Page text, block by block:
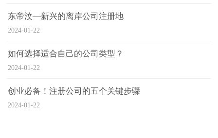
东帝汶—新兴的离岸公司注册地
2024-01-22
如何选择适合自己的公司类型？
2024-01-22
创业必备！注册公司的五个关键步骤
2024-01-22